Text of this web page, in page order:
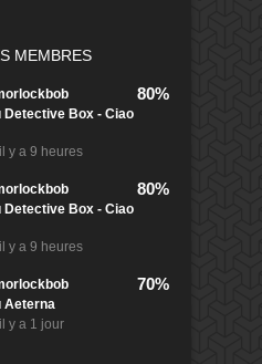
MEMBRES
Detective Box - Ciao
il y a 9 heures
80%
Detective Box - Ciao
il y a 9 heures
80%
Aeterna
il y a 1 jour
70%